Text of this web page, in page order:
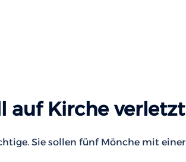
auf Kirche verletzt
Sie sollen fünf Mönche mit einer